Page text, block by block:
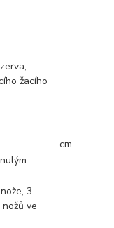
žacího
cm
3
ve